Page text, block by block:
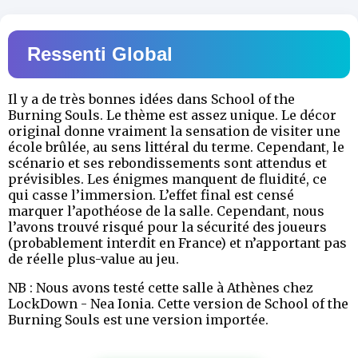
Ressenti Global
Il y a de très bonnes idées dans School of the
Burning Souls. Le thème est assez unique. Le décor
original donne vraiment la sensation de visiter une
école brûlée, au sens littéral du terme. Cependant, le
scénario et ses rebondissements sont attendus et
prévisibles. Les énigmes manquent de fluidité, ce
qui casse l’immersion. L’effet final est censé
marquer l’apothéose de la salle. Cependant, nous
l’avons trouvé risqué pour la sécurité des joueurs
(probablement interdit en France) et n’apportant pas
de réelle plus-value au jeu.
NB : Nous avons testé cette salle à Athènes chez
LockDown - Nea Ionia. Cette version de School of the
Burning Souls est une version importée.